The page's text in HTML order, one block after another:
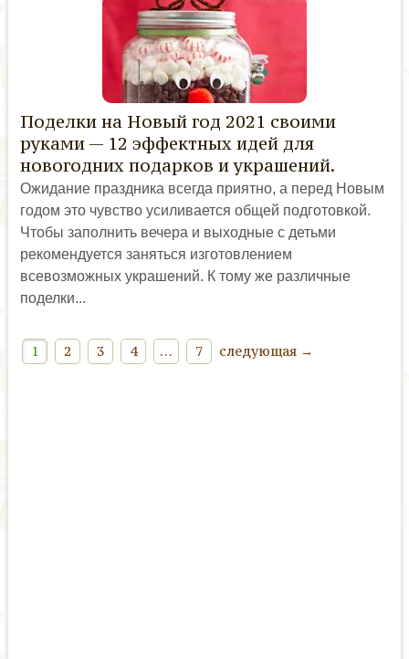
Поделки на Новый год 2021 своими
руками — 12 эффектных идей для
новогодних подарков и украшений.
Ожидание праздника всегда приятно, а перед Новым
годом это чувство усиливается общей подготовкой.
Чтобы заполнить вечера и выходные с детьми
рекомендуется заняться изготовлением
всевозможных украшений. К тому же различные
поделки...
1 2 3 4 … 7 следующая →